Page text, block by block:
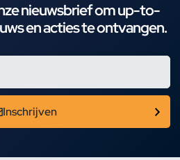
nieuwsbrief om up-to-
en acties te ontvangen.
Inschrijven